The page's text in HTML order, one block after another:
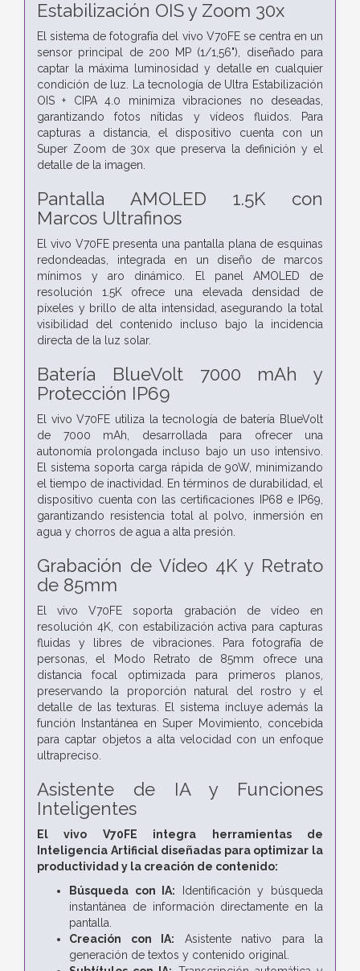
Estabilización OIS y Zoom 30x
El sistema de fotografía del vivo V70FE se centra en un
sensor principal de 200 MP (1/1,56"), diseñado para
captar la máxima luminosidad y detalle en cualquier
condición de luz. La tecnología de Ultra Estabilización
OIS + CIPA 4.0 minimiza vibraciones no deseadas,
garantizando fotos nítidas y vídeos fluidos. Para
capturas a distancia, el dispositivo cuenta con un
Super Zoom de 30x que preserva la definición y el
detalle de la imagen.
Pantalla AMOLED 1.5K con
Marcos Ultrafinos
El vivo V70FE presenta una pantalla plana de esquinas
redondeadas, integrada en un diseño de marcos
mínimos y aro dinámico. El panel AMOLED de
resolución 1.5K ofrece una elevada densidad de
píxeles y brillo de alta intensidad, asegurando la total
visibilidad del contenido incluso bajo la incidencia
directa de la luz solar.
Batería BlueVolt 7000 mAh y
Protección IP69
El vivo V70FE utiliza la tecnología de batería BlueVolt
de 7000 mAh, desarrollada para ofrecer una
autonomía prolongada incluso bajo un uso intensivo.
El sistema soporta carga rápida de 90W, minimizando
el tiempo de inactividad. En términos de durabilidad, el
dispositivo cuenta con las certificaciones IP68 e IP69,
garantizando resistencia total al polvo, inmersión en
agua y chorros de agua a alta presión.
Grabación de Vídeo 4K y Retrato
de 85mm
El vivo V70FE soporta grabación de vídeo en
resolución 4K, con estabilización activa para capturas
fluidas y libres de vibraciones. Para fotografía de
personas, el Modo Retrato de 85mm ofrece una
distancia focal optimizada para primeros planos,
preservando la proporción natural del rostro y el
detalle de las texturas. El sistema incluye además la
función Instantánea en Super Movimiento, concebida
para captar objetos a alta velocidad con un enfoque
ultrapreciso.
Asistente de IA y Funciones
Inteligentes
El vivo V70FE integra herramientas de
Inteligencia Artificial diseñadas para optimizar la
productividad y la creación de contenido:
Búsqueda con IA: Identificación y búsqueda
instantánea de información directamente en la
pantalla.
Creación con IA: Asistente nativo para la
generación de textos y contenido original.